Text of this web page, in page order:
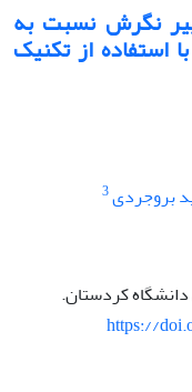
نگرش نسبت به
استفاده از تکنیک
بروجردی3
کردستان.
https://